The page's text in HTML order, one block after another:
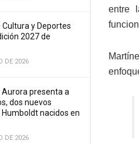
Cultura y Deportes
2027 de
DE 2026
Aurora presenta a
dos nuevos
nacidos en
DE 2026
entre